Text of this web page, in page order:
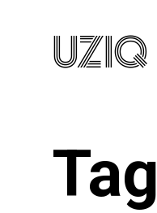
UZIQ
Tag